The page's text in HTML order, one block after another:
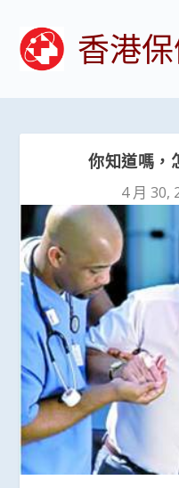
香港
你知道嗎，
4 月 30,